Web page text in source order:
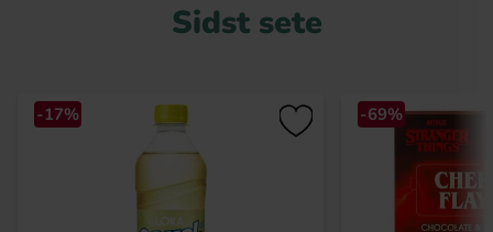
Sidst sete
-17% -69%